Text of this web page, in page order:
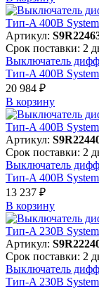
Артикул:
Срок поставки: 2
Выключатель
Тип-A 400В
20 984 ₽
В корзинy
Артикул:
Срок поставки: 2
Выключатель
Тип-A 400В
13 237 ₽
В корзинy
Артикул:
Срок поставки: 2
Выключатель
Тип-A 230В